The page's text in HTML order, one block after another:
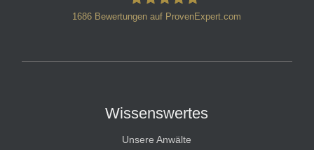
1686 Bewertungen auf ProvenExpert.com
Wissenswertes
Unsere Anwälte